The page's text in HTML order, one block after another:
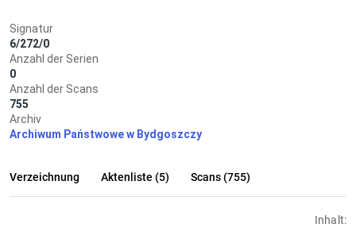
Kcyni, pow. Szubin
Signatur
6/272/0
Anzahl der Serien
0
Anzahl der Scans
755
Archiv
Archiwum Państwowe w Bydgoszczy
Verzeichnung Aktenliste (5) Scans (755)
Inhalt: